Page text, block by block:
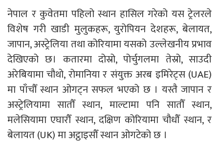
नेपाल र कुवेतमा पहिलो स्थान हासिल गरेको यस ट्रेलरले
विशेष गरी खाडी मुलुकहरू, युरोपियन देशहरू, बेलायत,
जापान, अस्ट्रेलिया तथा कोरियामा यसको उल्लेखनीय प्रभाव
देखिएको छ। कतारमा दोस्रो, पोर्चुगलमा तेस्रो, साउदी
अरेबियामा चौथो, रोमानिया र संयुक्त अरब इमिरेट्स (UAE)
मा पाँचौँ स्थान ओगट्न सफल भएको छ । यस्तै जापान र
अस्ट्रेलियामा सातौँ स्थान, माल्टामा पनि सातौँ स्थान,
मलेसियामा एघारौँ स्थान, दक्षिण कोरियामा चौधौँ स्थान, र
बेलायत (UK) मा अट्ठाइसौँ स्थान ओगटेको छ ।